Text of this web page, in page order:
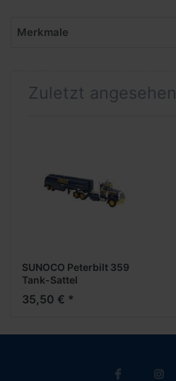
Merkmale
Zuletzt angesehen
SUNOCO Peterbilt 359
Tank-Sattel
35,50 € *